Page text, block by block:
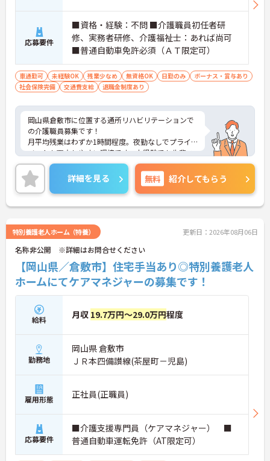
応募要件
■資格・経験：不問 ■介護職員初任者研
修、実務者研修、介護福祉士：あれば尚可
■普通自動車免許必須（ＡＴ限定可）
車通勤可 未経験OK 残業少なめ 無資格OK 日勤のみ
ボーナス・賞与あり
社会保険完備
交通費支給 退職金制度あり
岡山県倉敷市に位置する通所リハビリテーションで
の介護職員募集です！
月平均残業はわずか1時間程度。夜勤なしでプライ
ベートも両立しやすい環境です。未経験でも先輩ス
タッフや制度のフォローがあるので安心して成長で
きる職場です。
ご興味のある方には、面接対策ポイントなど、さら
に詳細をご案内しますのでお気軽にご相談くださ
い！
詳細を見る 無料 紹介してもらう
特別養護老人ホーム（特養） 更新日：2026年08月06日
名称非公開 ※詳細はお問合せください
【岡山県／倉敷市】住宅手当あり◎特別養護老人
ホームにてケアマネジャーの募集です！
給料 月収 19.7万円～29.0万円程度
勤務地
岡山県 倉敷市
ＪＲ本四備讃線(茶屋町－児島)
雇用形態 正社員(正職員)
応募要件
■介護支援専門員（ケアマネジャー） ■
普通自動車運転免許（AT限定可）